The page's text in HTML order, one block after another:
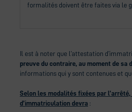
formalités doivent être faites via le
Il est à noter que l’attestation
preuve du contraire, au moment de sa
informations qui y sont contenues et
Selon les modalités fixées par
d’immatriculation devra :